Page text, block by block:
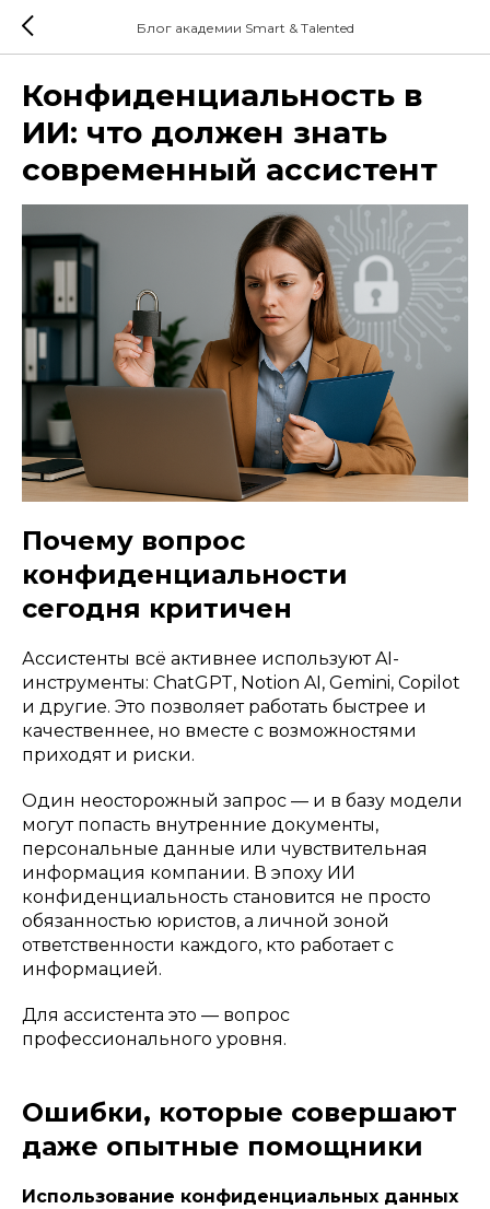
Блог академии Smart & Talented
Конфиденциальность в
ИИ: что должен знать
современный ассистент
Почему вопрос
конфиденциальности
сегодня критичен
Ассистенты всё активнее используют AI-
инструменты: ChatGPT, Notion AI, Gemini, Copilot
и другие. Это позволяет работать быстрее и
качественнее, но вместе с возможностями
приходят и риски.
Один неосторожный запрос — и в базу модели
могут попасть внутренние документы,
персональные данные или чувствительная
информация компании. В эпоху ИИ
конфиденциальность становится не просто
обязанностью юристов, а личной зоной
ответственности каждого, кто работает с
информацией.
Для ассистента это — вопрос
профессионального уровня.
Ошибки, которые совершают
даже опытные помощники
Использование конфиденциальных данных